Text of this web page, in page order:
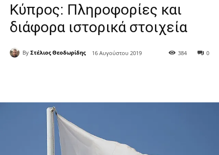
Κύπρος: Πληροφορίες και
διάφορα ιστορικά στοιχεία
By Στέλιος Θεοδωρίδης 16 Αυγούστου 2019 0
384